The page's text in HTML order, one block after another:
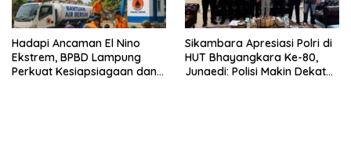
Hadapi Ancaman El Nino
Ekstrem, BPBD Lampung
Perkuat Kesiapsiagaan dan
Sikambara Apresiasi Polri di
HUT Bhayangkara Ke-80,
Junaedi: Polisi Makin Dekat